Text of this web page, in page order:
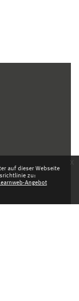
auf dieser Webseite
zu:
Angebot
x